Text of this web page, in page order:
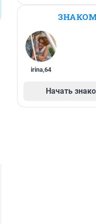
irina,64
Начать